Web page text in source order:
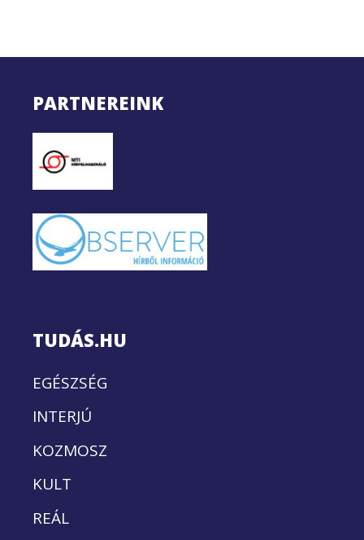
PARTNEREINK
TUDÁS.HU
EGÉSZSÉG
INTERJÚ
KOZMOSZ
KULT
REÁL